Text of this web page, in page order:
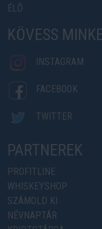
ÉLŐ
KÖVESS
INSTAGRAM
FACEBOOK
TWITTER
PARTNEREK
PROFITLINE
WHISKEYSHOP
SZÁMOLD KI
NÉVNAPTÁR